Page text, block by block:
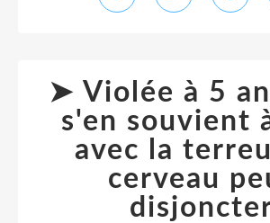
➤ Violée à 5
s'en souvient
avec la
cerveau